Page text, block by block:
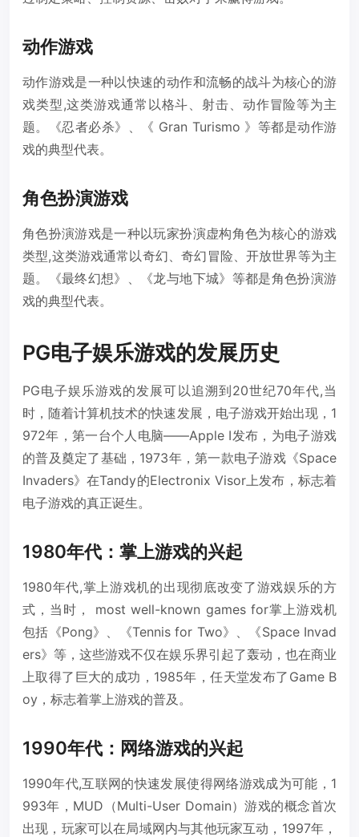
动作游戏
动作游戏是一种以快速的动作和流畅的战斗为核心的游
戏类型,这类游戏通常以格斗、射击、动作冒险等为主
题。《忍者必杀》、《 Gran Turismo 》等都是动作游
戏的典型代表。
角色扮演游戏
角色扮演游戏是一种以玩家扮演虚构角色为核心的游戏
类型,这类游戏通常以奇幻、奇幻冒险、开放世界等为主
题。《最终幻想》、《龙与地下城》等都是角色扮演游
戏的典型代表。
PG电子娱乐游戏的发展历史
PG电子娱乐游戏的发展可以追溯到20世纪70年代,当
时，随着计算机技术的快速发展，电子游戏开始出现，1
972年，第一台个人电脑——Apple I发布，为电子游戏
的普及奠定了基础，1973年，第一款电子游戏《Space
Invaders》在Tandy的Electronix Visor上发布，标志着
电子游戏的真正诞生。
1980年代：掌上游戏的兴起
1980年代,掌上游戏机的出现彻底改变了游戏娱乐的方
式，当时， most well-known games for掌上游戏机
包括《Pong》、《Tennis for Two》、《Space Invad
ers》等，这些游戏不仅在娱乐界引起了轰动，也在商业
上取得了巨大的成功，1985年，任天堂发布了Game B
oy，标志着掌上游戏的普及。
1990年代：网络游戏的兴起
1990年代,互联网的快速发展使得网络游戏成为可能，1
993年，MUD（Multi-User Domain）游戏的概念首次
出现，玩家可以在局域网内与其他玩家互动，1997年，